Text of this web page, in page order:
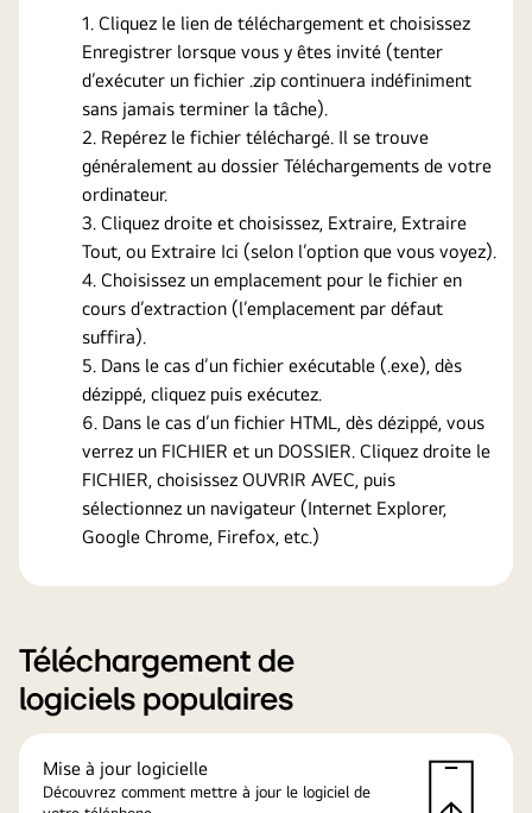
Cliquez le lien de téléchargement et choisissez
Enregistrer lorsque vous y êtes invité (tenter
d’exécuter un fichier .zip continuera indéfiniment
sans jamais terminer la tâche).
Repérez le fichier téléchargé. Il se trouve
généralement au dossier Téléchargements de votre
ordinateur.
Cliquez droite et choisissez, Extraire, Extraire
Tout, ou Extraire Ici (selon l’option que vous voyez).
Choisissez un emplacement pour le fichier en
cours d’extraction (l’emplacement par défaut
suffira).
Dans le cas d’un fichier exécutable (.exe), dès
dézippé, cliquez puis exécutez.
Dans le cas d’un fichier HTML, dès dézippé, vous
verrez un FICHIER et un DOSSIER. Cliquez droite le
FICHIER, choisissez OUVRIR AVEC, puis
sélectionnez un navigateur (Internet Explorer,
Google Chrome, Firefox, etc.)
Téléchargement de
logiciels populaires
Mise à jour logicielle
Découvrez comment mettre à jour le logiciel de